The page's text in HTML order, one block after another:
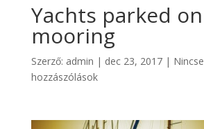
Yachts parked on
mooring
Szerző: admin | dec 23, 2017|
hozzászólások